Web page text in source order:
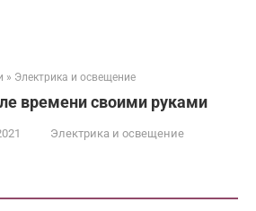
» Электрика и освещение
времени своими руками
Электрика и освещение